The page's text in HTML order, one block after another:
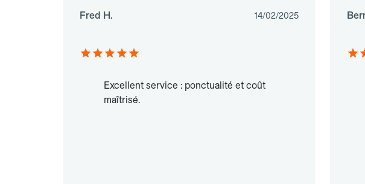
Fred H. 14/02/2025
Excellent service : ponctualité et coût
maîtrisé.